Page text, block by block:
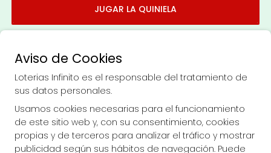
JUGAR LA QUINIELA
Imagen anterior
LOTERIAS INFINITO
Aviso de Cookies
Loterias Infinito es el responsable del tratamiento de
sus datos personales.
Usamos cookies necesarias para el funcionamiento
de este sitio web y, con su consentimiento, cookies
propias y de terceros para analizar el tráfico y mostrar
publicidad según sus hábitos de navegación. Puede